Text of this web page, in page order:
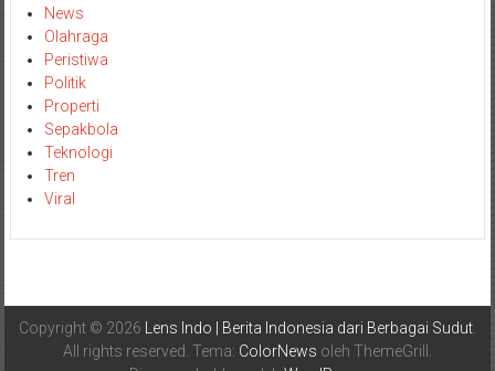
News
Olahraga
Peristiwa
Politik
Properti
Sepakbola
Teknologi
Tren
Viral
Copyright © 2026 Lens Indo | Berita Indonesia dari Berbagai Sudut
All rights reserved. Tema: ColorNews oleh ThemeGrill.